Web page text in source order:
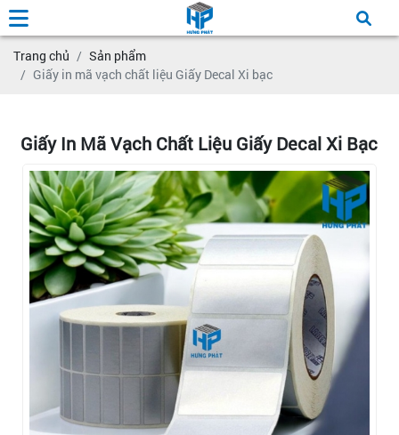
Trang chủ
Sản phẩm
Giấy in mã vạch chất liệu Giấy Decal Xi bạc
Giấy In Mã Vạch Chất Liệu Giấy Decal Xi Bạc